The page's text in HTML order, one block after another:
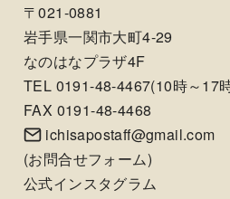
〒021-0881
岩手県一関市大町4-29
なのはなプラザ4F
TEL 0191-48-4467(10時～17
FAX 0191-48-4468
ichisapostaff@gmail.com
(お問合せフォーム)
公式インスタグラム